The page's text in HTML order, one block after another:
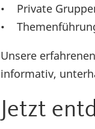
• Private
•
Unsere
informativ,
Jetzt